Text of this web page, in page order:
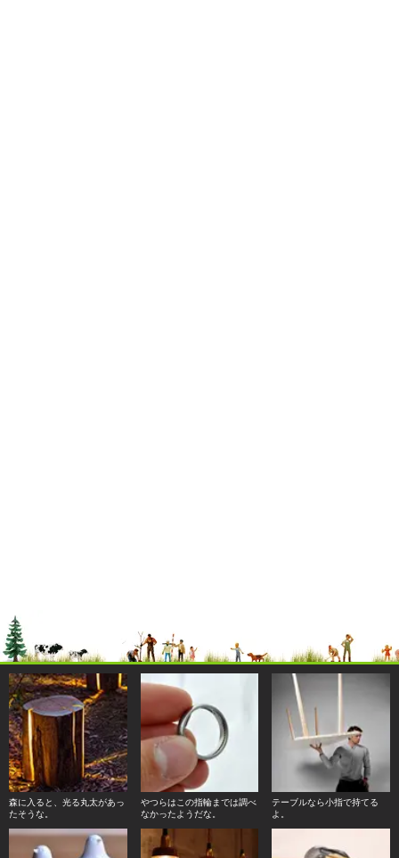
森に入ると、光る丸太があっ
たそうな。
やつらはこの指輪までは調べ
なかったようだな。
テーブルなら小指で持てる
よ。